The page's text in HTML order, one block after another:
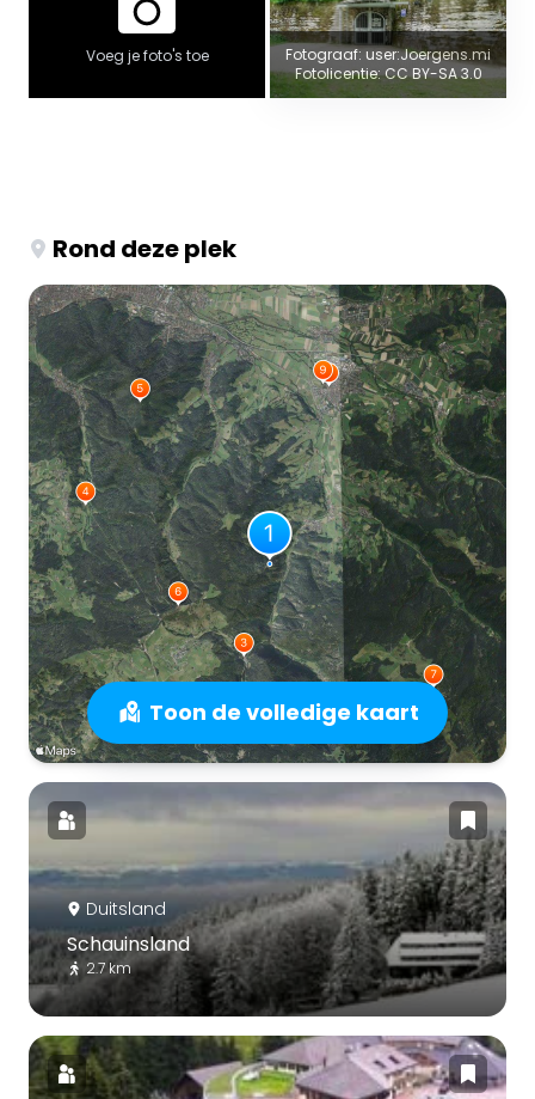
Voeg je foto's toe
Fotograaf: user:Joergens.mi
Fotolicentie: CC BY-SA 3.0
Rond deze plek
Toon de volledige kaart
Duitsland
Schauinsland
2.7 km